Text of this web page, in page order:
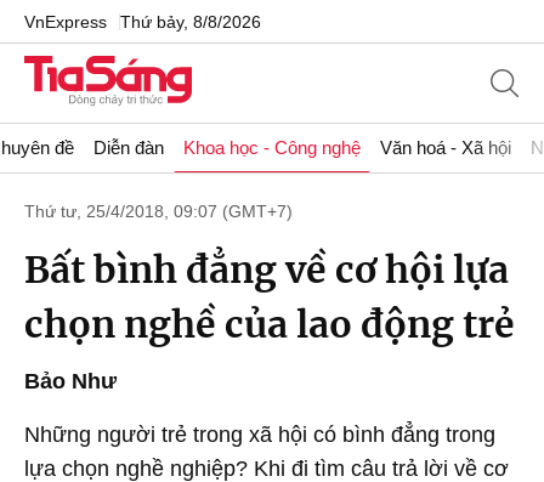
VnExpress Thứ bảy, 8/8/2026
đề Diễn đàn Khoa học - Công nghệ Văn hoá - Xã hội
Thứ tư, 25/4/2018, 09:07 (GMT+7)
Bất bình đẳng về cơ hội lựa
chọn nghề của lao động trẻ
Bảo Như
Những người trẻ trong xã hội có bình đẳng trong
lựa chọn nghề nghiệp? Khi đi tìm câu trả lời về cơ